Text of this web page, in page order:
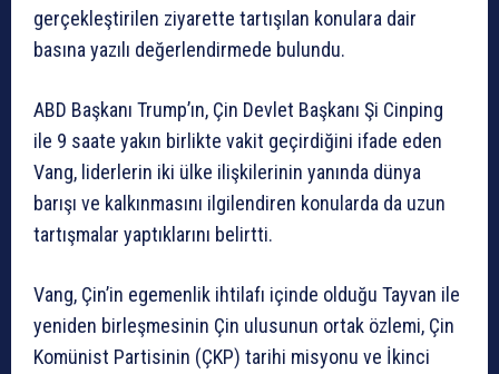
gerçekleştirilen ziyarette tartışılan konulara dair
basına yazılı değerlendirmede bulundu.
ABD Başkanı Trump’ın, Çin Devlet Başkanı Şi Cinping
ile 9 saate yakın birlikte vakit geçirdiğini ifade eden
Vang, liderlerin iki ülke ilişkilerinin yanında dünya
barışı ve kalkınmasını ilgilendiren konularda da uzun
tartışmalar yaptıklarını belirtti.
Vang, Çin’in egemenlik ihtilafı içinde olduğu Tayvan ile
yeniden birleşmesinin Çin ulusunun ortak özlemi, Çin
Komünist Partisinin (ÇKP) tarihi misyonu ve İkinci